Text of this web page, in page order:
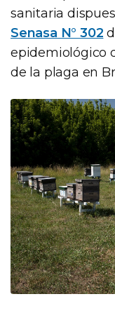
sanitaria
Senasa N° 302
epidemiológico
de la plaga en